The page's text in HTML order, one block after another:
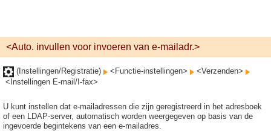
<Auto. invullen voor invoeren van e-mailadr.>
(Instellingen/Registratie) <Functie-instellingen>
<Verzenden>
<Instellingen E-mail/I-fax>
U kunt instellen dat e-mailadressen die zijn geregistreerd in het adresboek
of een LDAP-server, automatisch worden weergegeven op basis van de
ingevoerde begintekens van een e-mailadres.